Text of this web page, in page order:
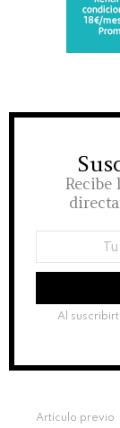
correo
Al
Artículo previo